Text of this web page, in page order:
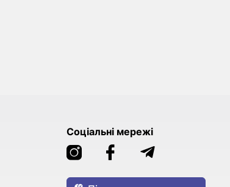
Соціальні мережі